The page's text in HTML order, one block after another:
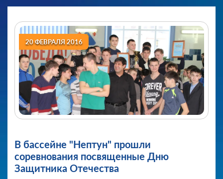
20 ФЕВРАЛЯ 2016
В бассейне "Нептун" прошли
соревнования посвященные Дню
Защитника Отечества